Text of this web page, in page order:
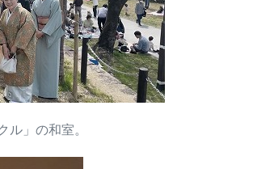
ル」の和室。